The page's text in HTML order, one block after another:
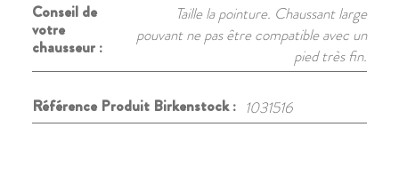
Conseil de
votre
chausseur :
Taille la pointure. Chaussant large
pouvant ne pas être compatible avec un
pied très fin.
Référence Produit Birkenstock : 1031516